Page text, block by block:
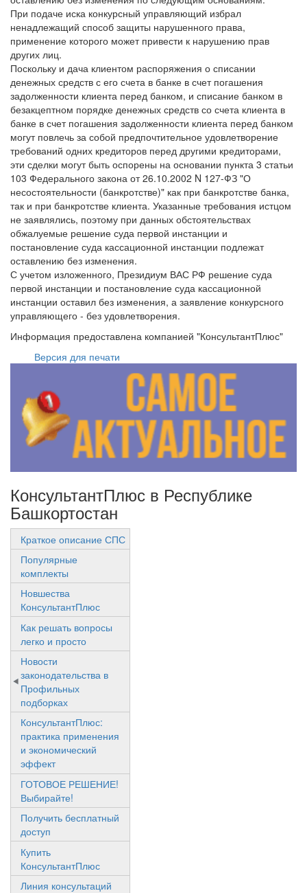
При подаче иска конкурсный управляющий избрал
ненадлежащий способ защиты нарушенного права,
применение которого может привести к нарушению прав
других лиц.
Поскольку и дача клиентом распоряжения о списании
денежных средств с его счета в банке в счет погашения
задолженности клиента перед банком, и списание банком в
безакцептном порядке денежных средств со счета клиента в
банке в счет погашения задолженности клиента перед банком
могут повлечь за собой предпочтительное удовлетворение
требований одних кредиторов перед другими кредиторами,
эти сделки могут быть оспорены на основании пункта 3 статьи
103 Федерального закона от 26.10.2002 N 127-ФЗ "О
несостоятельности (банкротстве)" как при банкротстве банка,
так и при банкротстве клиента. Указанные требования истцом
не заявлялись, поэтому при данных обстоятельствах
обжалуемые решение суда первой инстанции и
постановление суда кассационной инстанции подлежат
оставлению без изменения.
С учетом изложенного, Президиум ВАС РФ решение суда
первой инстанции и постановление суда кассационной
инстанции оставил без изменения, а заявление конкурсного
управляющего - без удовлетворения.
Информация предоставлена компанией "КонсультантПлюс"
Версия для печати
КонсультантПлюс в Республике
Башкортостан
Краткое описание СПС
Популярные
комплекты
Новшества
КонсультантПлюс
Как решать вопросы
легко и просто
Новости
законодательства в
Профильных
подборках
КонсультантПлюс:
практика применения
и экономический
эффект
ГОТОВОЕ РЕШЕНИЕ!
Выбирайте!
Получить бесплатный
доступ
Купить
КонсультантПлюс
Линия консультаций